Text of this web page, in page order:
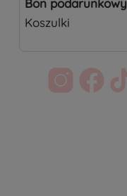
Bon podarunkowy
Koszulki